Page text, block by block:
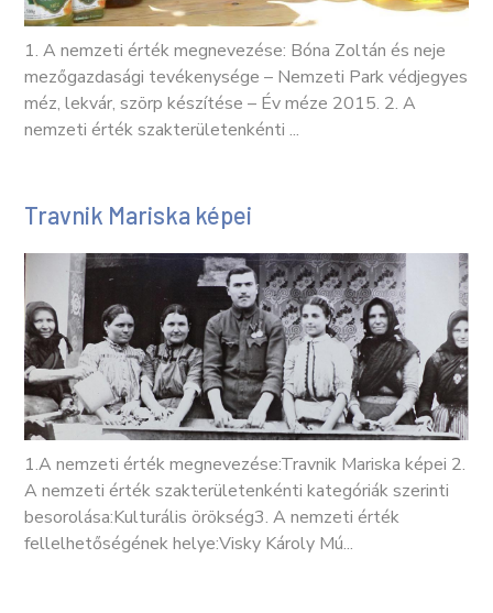
1. A nemzeti érték megnevezése: Bóna Zoltán és neje
mezőgazdasági tevékenysége – Nemzeti Park védjegyes
méz, lekvár, szörp készítése – Év méze 2015. 2. A
nemzeti érték szakterületenkénti ...
Travnik Mariska képei
1.A nemzeti érték megnevezése:Travnik Mariska képei 2.
A nemzeti érték szakterületenkénti kategóriák szerinti
besorolása:Kulturális örökség3. A nemzeti érték
fellelhetőségének helye:Visky Károly Mú...